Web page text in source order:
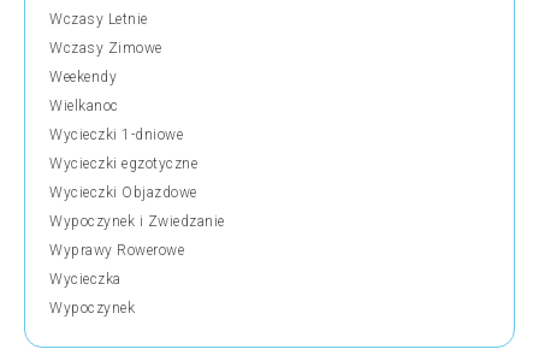
Wczasy Letnie
Wczasy Zimowe
Weekendy
Wielkanoc
Wycieczki 1-dniowe
Wycieczki egzotyczne
Wycieczki Objazdowe
Wypoczynek i Zwiedzanie
Wyprawy Rowerowe
Wycieczka
Wypoczynek